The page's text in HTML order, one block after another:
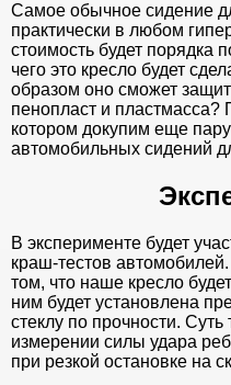
Самое обычное сидение
практически в любом
стоимость будет порядка
чего это кресло будет
образом оно сможет
пенопласт и пластмасса?
котором докупим еще
автомобильных сидений
В эксперименте будет
краш-тестов
том, что наше кресло
ним будет установлена
стеклу по прочности. Суть
измерении силы удара
при резкой остановке на